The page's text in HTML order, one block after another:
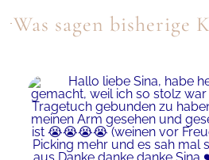
Was sagen bisherige